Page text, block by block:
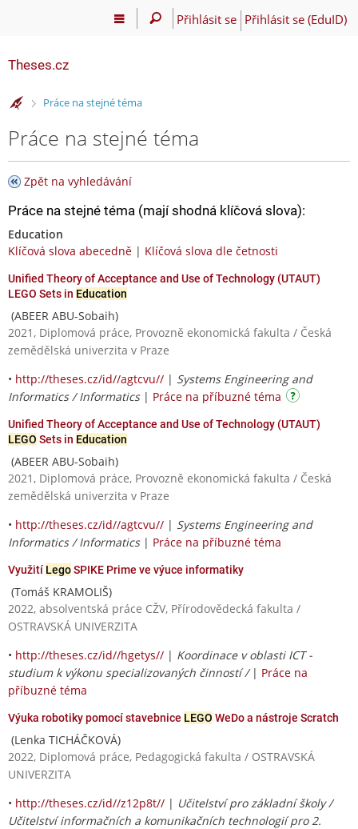
Přihlásit se Přihlásit se (EduID)
Theses.cz
>Práce na stejné téma
Práce na stejné téma
Zpět na vyhledávání
Práce na stejné téma (mají shodná klíčová slova):
Education
Klíčová slova abecedně | Klíčová slova dle četnosti
Unified Theory of Acceptance and Use of Technology (UTAUT)
LEGO Sets in Education
(ABEER ABU-Sobaih)
2021, Diplomová práce, Provozně ekonomická fakulta / Česká
zemědělská univerzita v Praze
• http://theses.cz/id//agtcvu// | Systems Engineering and
Informatics / Informatics| Práce na příbuzné téma
Unified Theory of Acceptance and Use of Technology (UTAUT)
LEGO Sets in Education
(ABEER ABU-Sobaih)
2021, Diplomová práce, Provozně ekonomická fakulta / Česká
zemědělská univerzita v Praze
• http://theses.cz/id//agtcvu// | Systems Engineering and
Informatics / Informatics| Práce na příbuzné téma
Využití LegoSPIKE Prime ve výuce informatiky
(Tomáš KRAMOLIŠ)
2022, absolventská práce CŽV, Přírodovědecká fakulta /
OSTRAVSKÁ UNIVERZITA
• http://theses.cz/id//hgetys// | Koordinace v oblasti ICT -
studium k výkonu specializovaných činností / | Práce na
příbuzné téma
Výuka robotiky pomocí stavebnice LEGO WeDo a nástroje Scratch
(Lenka TICHÁČKOVÁ)
2022, Diplomová práce, Pedagogická fakulta / OSTRAVSKÁ
UNIVERZITA
• http://theses.cz/id//z12p8t// | Učitelství pro základní školy /
Učitelství informačních a komunikačních technologií pro 2.